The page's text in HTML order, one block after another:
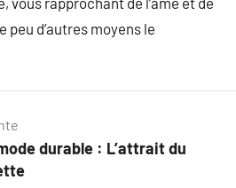
peu d’autres moyens le
durable : L’attrait du